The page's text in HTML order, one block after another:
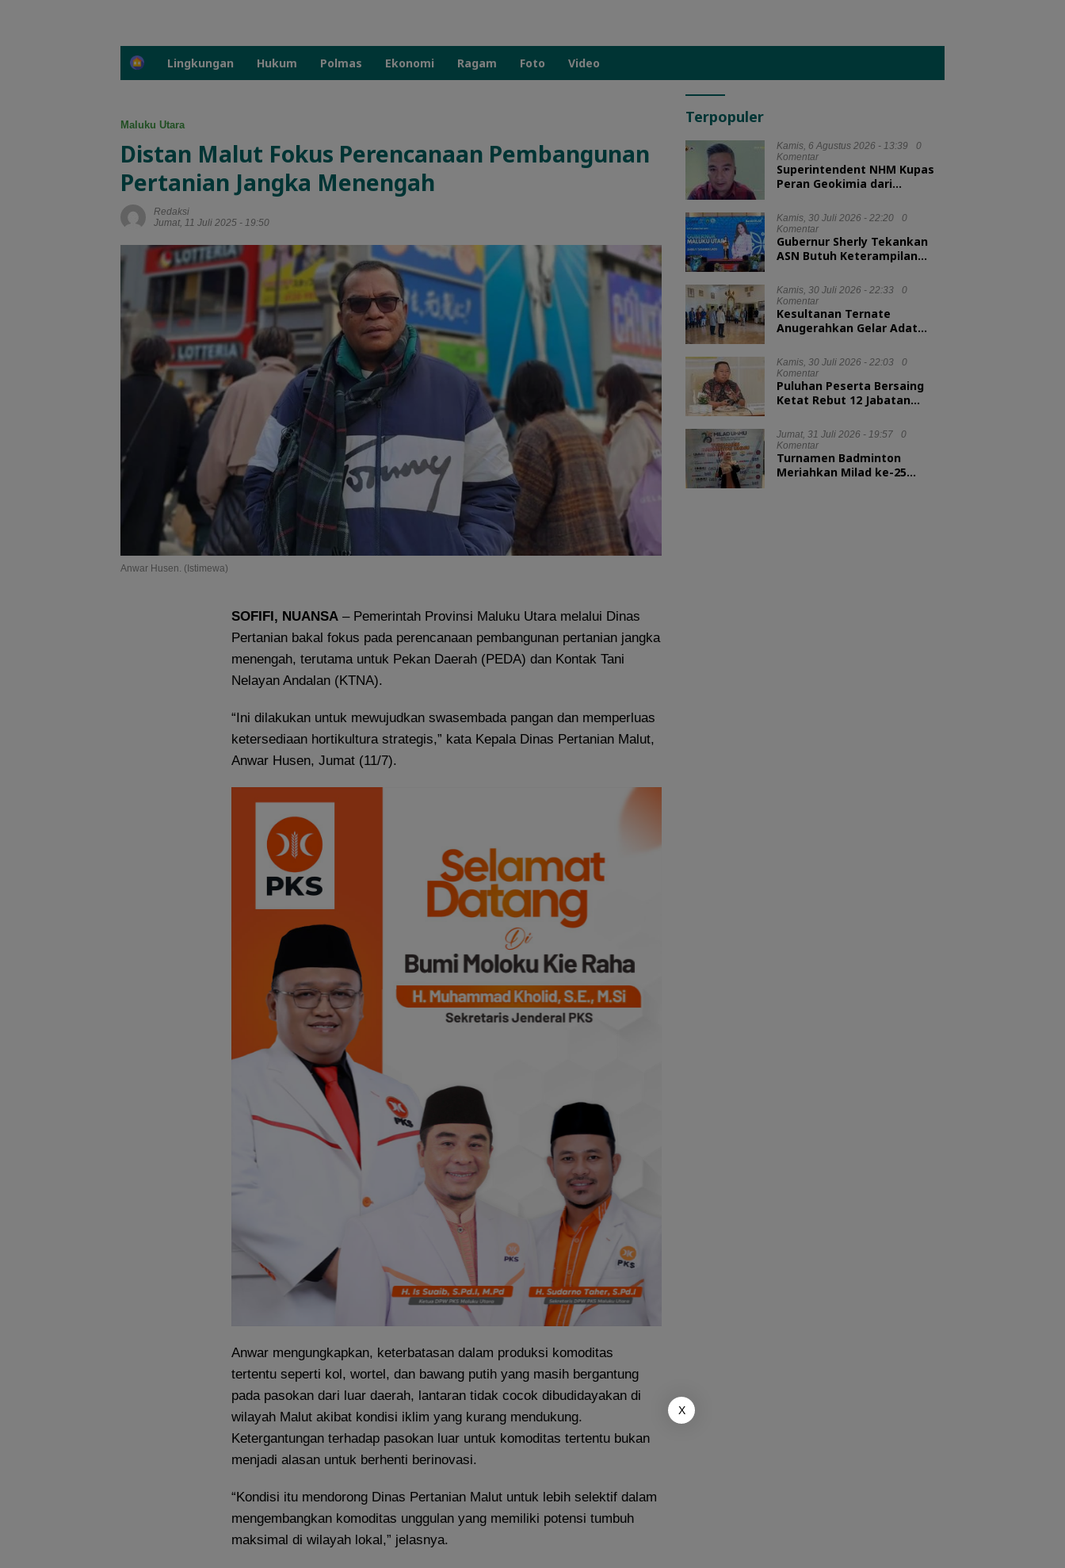
H
Lingkungan Hukum Polmas Ekonomi Ragam Foto Video
Maluku Utara
Distan Malut Fokus Perencanaan Pembangunan
Pertanian Jangka Menengah
Redaksi
Jumat, 11 Juli 2025 - 19:50
Anwar Husen. (Istimewa)
SOFIFI, NUANSA – Pemerintah Provinsi Maluku Utara melalui Dinas
Pertanian bakal fokus pada perencanaan pembangunan pertanian jangka
menengah, terutama untuk Pekan Daerah (PEDA) dan Kontak Tani
Nelayan Andalan (KTNA).
“Ini dilakukan untuk mewujudkan swasembada pangan dan memperluas
ketersediaan hortikultura strategis,” kata Kepala Dinas Pertanian Malut,
Anwar Husen, Jumat (11/7).
Anwar mengungkapkan, keterbatasan dalam produksi komoditas
tertentu seperti kol, wortel, dan bawang putih yang masih bergantung
pada pasokan dari luar daerah, lantaran tidak cocok dibudidayakan di
wilayah Malut akibat kondisi iklim yang kurang mendukung.
Ketergantungan terhadap pasokan luar untuk komoditas tertentu bukan
menjadi alasan untuk berhenti berinovasi.
“Kondisi itu mendorong Dinas Pertanian Malut untuk lebih selektif dalam
mengembangkan komoditas unggulan yang memiliki potensi tumbuh
maksimal di wilayah lokal,” jelasnya.
Terpopuler
Kamis, 6 Agustus 2026 - 13:39
0
Komentar
Superintendent NHM Kupas
Peran Geokimia dari
dalam Webinar MGEI-SC UNG
Kamis, 30 Juli 2026 - 22:20
0
Komentar
Gubernur Sherly Tekankan
ASN Butuh Keterampilan
Kamis, 30 Juli 2026 - 22:33
0
Komentar
Kesultanan Ternate
Anugerahkan Gelar Adat
Kepala LAN RI
Kamis, 30 Juli 2026 - 22:03
0
Komentar
Puluhan Peserta Bersaing
Ketat Rebut 12 Jabatan
Jumat, 31 Juli 2026 - 19:57
0
Komentar
Turnamen Badminton
Meriahkan Milad ke-25
X